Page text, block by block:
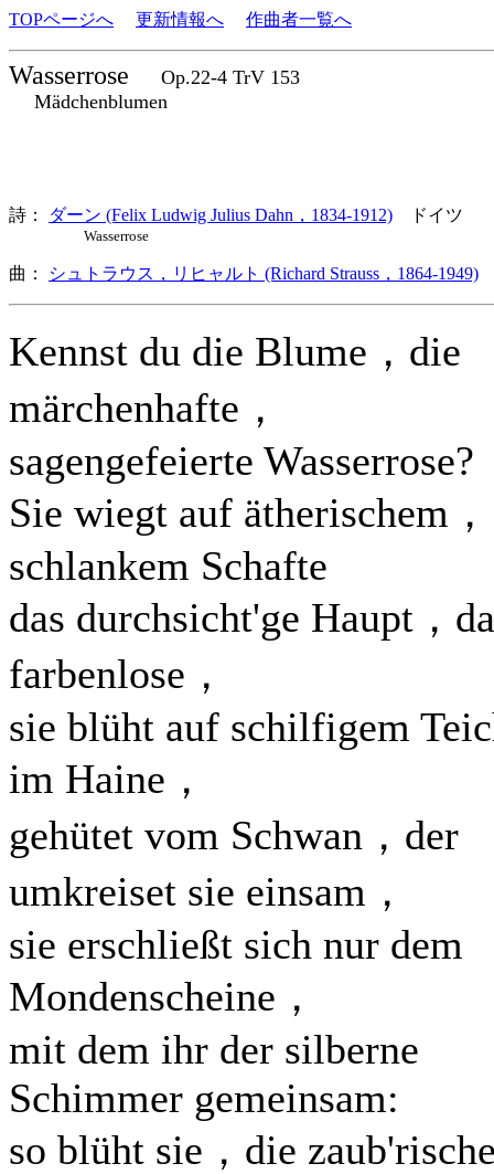
TOPページへ 更新情報へ 作曲者一覧へ
Wasserrose
Op.22-4 TrV 153
Mädchenblumen
詩： ダーン (Felix Ludwig Julius Dahn，1834-1912) ドイツ
Wasserrose
曲： シュトラウス，リヒャルト (Richard Strauss，1864-1949)
Kennst du die Blume，die
märchenhafte，
sagengefeierte Wasserrose?
Sie wiegt auf ätherischem，
schlankem Schafte
das durchsicht'ge Haupt，
farbenlose，
sie blüht auf schilfigem
im Haine，
gehütet vom Schwan，der
umkreiset sie einsam，
sie erschließt sich nur dem
Mondenscheine，
mit dem ihr der silberne
Schimmer gemeinsam:
so blüht sie，die